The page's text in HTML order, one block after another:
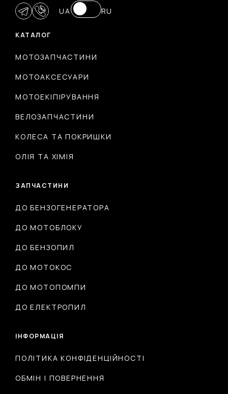
КАТАЛОГ
МОТОЗАПЧАСТИНИ
МОТОАКСЕСУАРИ
МОТОЕКІПІРУВАННЯ
ВЕЛОЗАПЧАСТИНИ
КОЛЕСА ТА ПОКРИШКИ
ОЛІЯ ТА ХІМІЯ
ЗАПЧАСТИНИ
ДО БЕНЗОГЕНЕРАТОРА
ДО МОТОБЛОКУ
ДО БЕНЗОПИЛ
ДО МОТОКОС
ДО МОТОПОМПИ
ДО ЕЛЕКТРОПИЛ
ІНФОРМАЦІЯ
ПОЛІТИКА КОНФІДЕНЦІЙНОСТІ
ОБМІН І ПОВЕРНЕННЯ
UA RU